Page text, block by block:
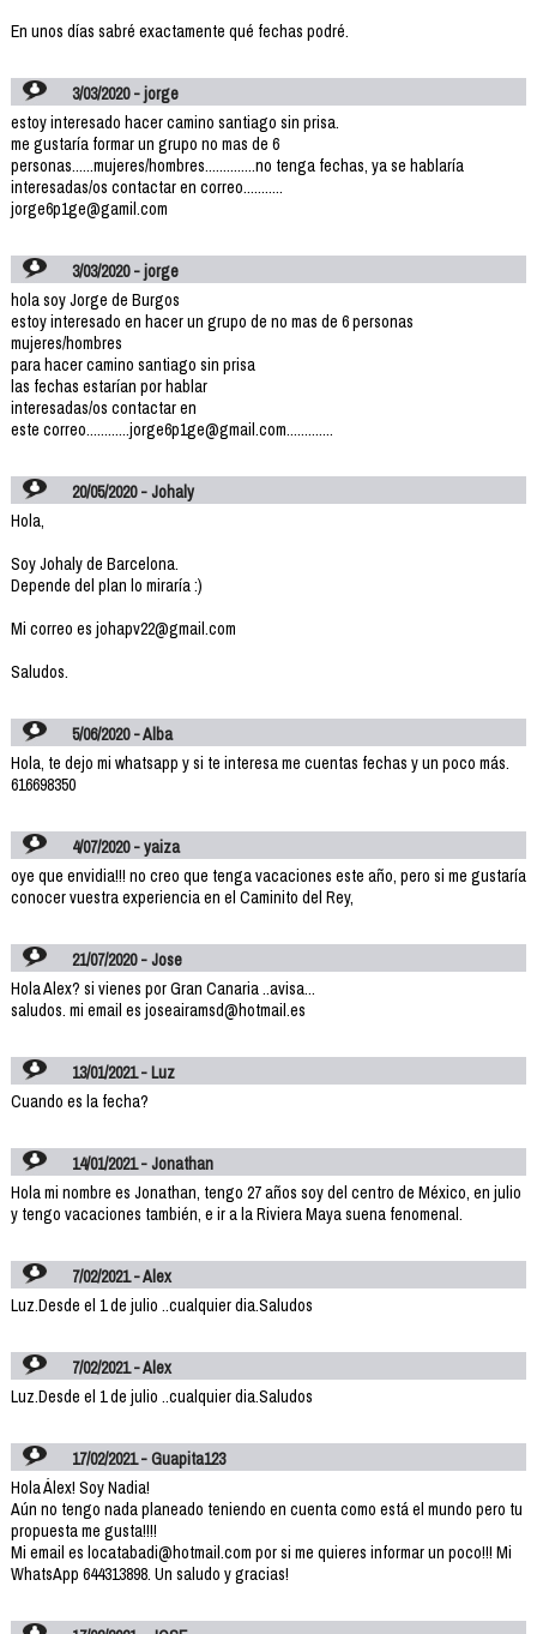
En unos días sabré exactamente qué fechas podré.
3/03/2020 - jorge
estoy interesado hacer camino santiago sin prisa.
me gustaría formar un grupo no mas de 6
personas......mujeres/hombres..............no tenga fechas, ya se hablaría
interesadas/os contactar en correo...........
jorge6p1ge@gamil.com
3/03/2020 - jorge
hola soy Jorge de Burgos
estoy interesado en hacer un grupo de no mas de 6 personas
mujeres/hombres
para hacer camino santiago sin prisa
las fechas estarían por hablar
interesadas/os contactar en
este correo............jorge6p1ge@gmail.com.............
20/05/2020 - Johaly
Hola,
Soy Johaly de Barcelona.
Depende del plan lo miraría :)
Mi correo es johapv22@gmail.com
Saludos.
5/06/2020 - Alba
Hola, te dejo mi whatsapp y si te interesa me cuentas fechas y un poco más.
616698350
4/07/2020 - yaiza
oye que envidia!!! no creo que tenga vacaciones este año, pero si me gustaría
conocer vuestra experiencia en el Caminito del Rey,
21/07/2020 - Jose
Hola Alex? si vienes por Gran Canaria ..avisa...
saludos. mi email es joseairamsd@hotmail.es
13/01/2021 - Luz
Cuando es la fecha?
14/01/2021 - Jonathan
Hola mi nombre es Jonathan, tengo 27 años soy del centro de México, en julio
y tengo vacaciones también, e ir a la Riviera Maya suena fenomenal.
7/02/2021 - Alex
Luz.Desde el 1 de julio ..cualquier dia.Saludos
7/02/2021 - Alex
Luz.Desde el 1 de julio ..cualquier dia.Saludos
17/02/2021 - Guapita123
Hola Álex! Soy Nadia!
Aún no tengo nada planeado teniendo en cuenta como está el mundo pero tu
propuesta me gusta!!!!
Mi email es locatabadi@hotmail.com por si me quieres informar un poco!!! Mi
WhatsApp 644313898. Un saludo y gracias!